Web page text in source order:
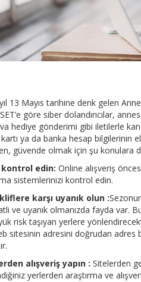
13 Mayıs tarihine denk gelen
göre siber dolandırıcılar,
hediye gönderimi gibi iletilerle
ya da banka hesap bilgilerinin
güvende olmak için şu konulara
kontrol edin: Online alışveriş
sistemlerinizi kontrol edin.
karşı uyanık olun :
ve uyanık olmanızda fayda var.
risk taşıyan yerlere
sitesinin adresini doğrudan
alışveriş yapın : Sitelerden
yerlerden araştırma ve